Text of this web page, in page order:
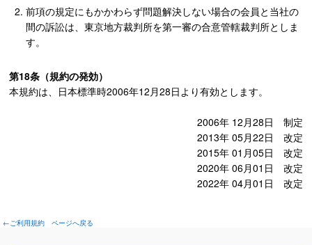
前項の規定にもかかわらず問題解決しない場合の会員と当社の
間の訴訟は、東京地方裁判所を第一審の合意管轄裁判所としま
す。
第18条（規約の発効）
本規約は、日本標準時2006年12月28日より有効とします。
2006年 12月28日 制定
2013年 05月22日 改定
2015年 01月05日 改定
2020年 06月01日 改定
2022年 04月01日 改定
←ご利用規約 ページへ戻る